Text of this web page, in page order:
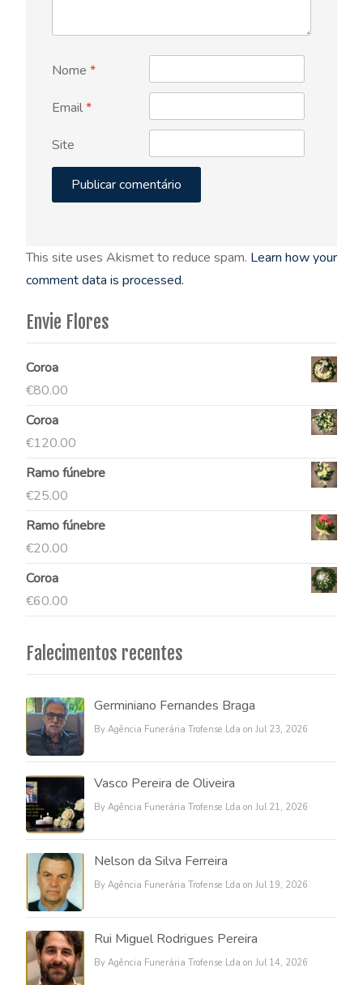
Nome *
Email*
Site
This site uses Akismet to reduce spam. Learn how your
comment data is processed.
Envie Flores
Coroa
€80.00
Coroa
€120.00
Ramo fúnebre
€25.00
Ramo fúnebre
€20.00
Coroa
€60.00
Falecimentos recentes
Germiniano Fernandes Braga
By Agência Funerária Trofense Lda on Jul 23, 2026
Vasco Pereira de Oliveira
By Agência Funerária Trofense Lda on Jul 21, 2026
Nelson da Silva Ferreira
By Agência Funerária Trofense Lda on Jul 19, 2026
Rui Miguel Rodrigues Pereira
By Agência Funerária Trofense Lda on Jul 14, 2026